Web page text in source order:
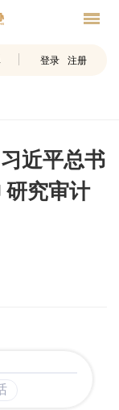
登录 注册
近平总书
研究审计